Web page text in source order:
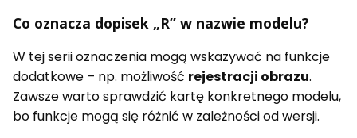
Co oznacza dopisek „R” w nazwie modelu?
W tej serii oznaczenia mogą wskazywać na funkcje
dodatkowe – np. możliwość rejestracji obrazu.
Zawsze warto sprawdzić kartę konkretnego modelu,
bo funkcje mogą się różnić w zależności od wersji.